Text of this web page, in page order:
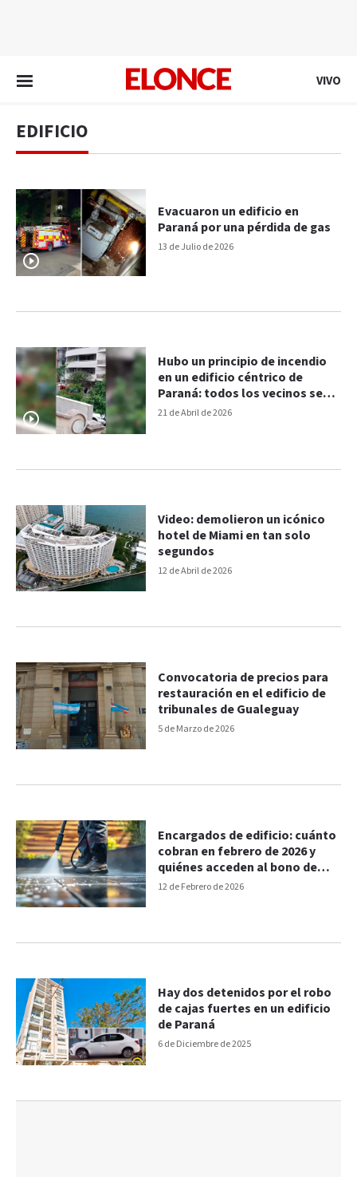
VIVO
EDIFICIO
13 de Julio de 2026
Evacuaron un edificio en
Paraná por una pérdida de gas
21 de Abril de 2026
Hubo un principio de incendio
en un edificio céntrico de
Paraná: todos los vecinos se
autoevacuaron
12 de Abril de 2026
Video: demolieron un icónico
hotel de Miami en tan solo
segundos
5 de Marzo de 2026
Convocatoria de precios para
restauración en el edificio de
tribunales de Gualeguay
12 de Febrero de 2026
Encargados de edificio: cuánto
cobran en febrero de 2026 y
quiénes acceden al bono de
$120.000
6 de Diciembre de 2025
Hay dos detenidos por el robo
de cajas fuertes en un edificio
de Paraná